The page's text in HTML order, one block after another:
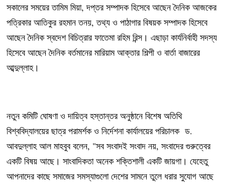
সকালের সময়ের তামিম মিয়া, দপ্তর সম্পাদক হিসেবে আছেন দৈনিক আজকের
পত্রিকার আতিকুর রহমান তনয়, তথ্য ও পাঠাগার বিষয়ক সম্পাদক হিসেবে
আছেন দৈনিক স্বদেশ বিচিত্রার ফাতেমা রহিম রিন্স। এছাড়া কার্যনির্বাহী সদস্য
হিসেবে আছেন দৈনিক বর্তমানের মারিয়াম আক্তার শিল্পী ও বার্তা বাজারের
আব্দুল্লাহ।
নতুন কমিটি ঘোষণা ও দায়িত্ব হস্তান্তর অনুষ্ঠানে বিশেষ অতিথি
বিশ্ববিদ্যালয়ের ছাত্র পরামর্শক ও নির্দেশনা কার্যালয়ের পরিচালক ড.
আবদুল্লাহ আল মাহবুব বলেন, "সব সংবাদই সংবাদ নয়, সংবাদের গুরুত্বের
একটি বিষয় আছে। সাংবাদিকতা অনেক শক্তিশালী একটি জায়গা। যেহেতু
আপনাদের কাছে সমাজের সমস্যাগুলো দেশের সামনে তুলে ধরার সুযোগ আছে